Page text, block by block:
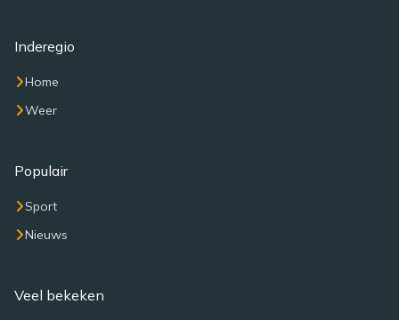
Inderegio
Home
Weer
Populair
Sport
Nieuws
Veel bekeken